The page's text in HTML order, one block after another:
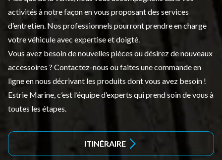
activités à notre façon en vous proposant des services
d’entretien. Nos professionnels pourront prendre en charge
votre véhicule avec expertise et doigté.
Vous avez besoin de nouvelles pièces ou désirez de nouveaux
accessoires ? Contactez-nous ou faites une commande en
ligne en nous décrivant les produits dont vous avez besoin !
Estrie Marine, c’est l’équipe d’experts qui prend soin de vous à
toutes les étapes.
ITINÉRAIRE